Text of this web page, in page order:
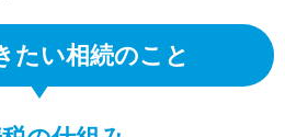
たい相続のこと